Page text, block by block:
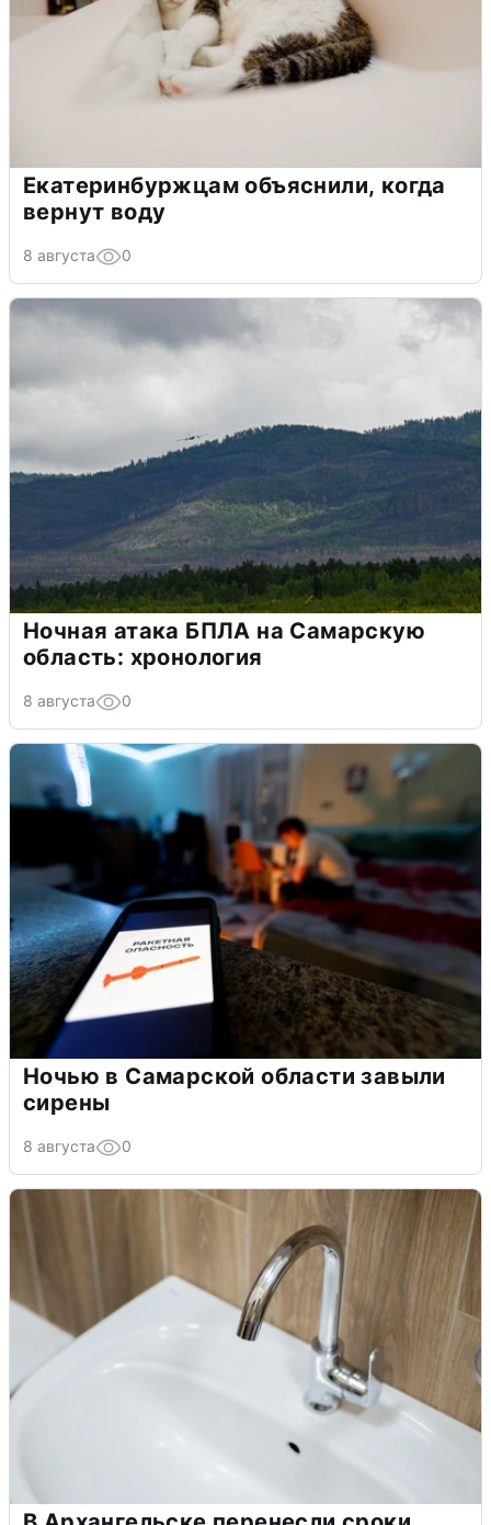
Екатеринбуржцам объяснили, когда
вернут воду
8 августа 0
Ночная атака БПЛА на Самарскую
область: хронология
8 августа 0
Ночью в Самарской области завыли
сирены
8 августа 0